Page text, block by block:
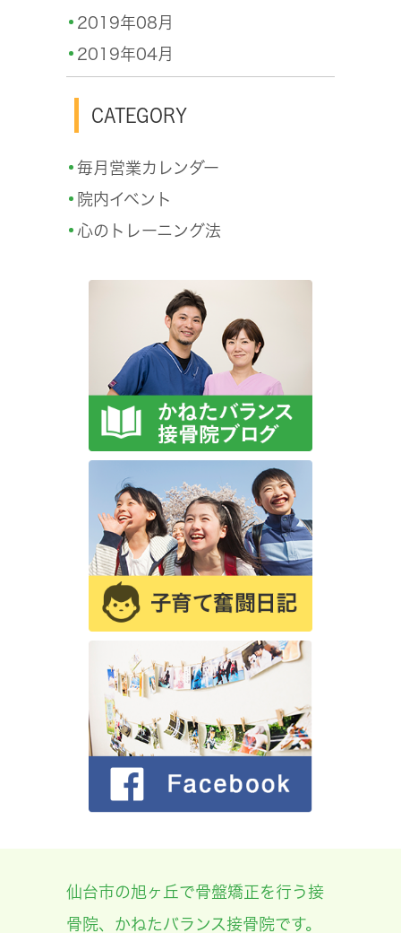
2019年08月
2019年04月
CATEGORY
毎月営業カレンダー
院内イベント
心のトレーニング法
仙台市の旭ヶ丘で骨盤矯正を行う接
骨院、かねたバランス接骨院です。